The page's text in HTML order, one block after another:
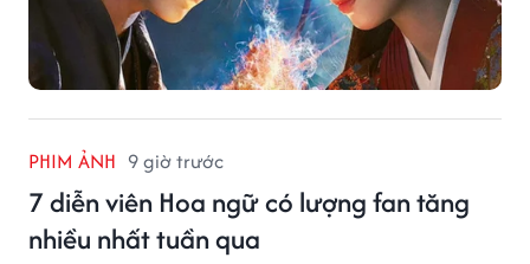
PHIM ẢNH 9 giờ trước
7 diễn viên Hoa ngữ có lượng fan tăng
nhiều nhất tuần qua